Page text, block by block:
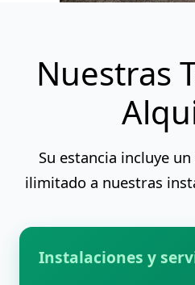
Nuestras
Su estancia incluye
ilimitado a nuestras
Instalaciones y